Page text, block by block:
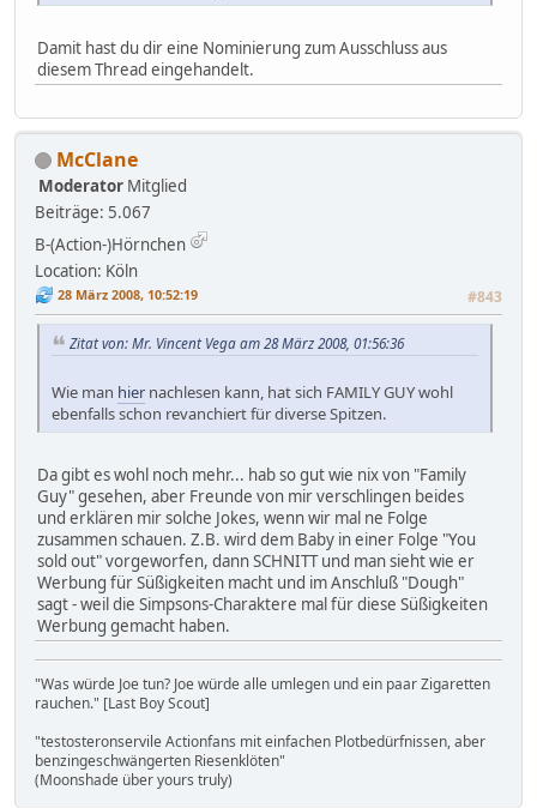
Damit hast du dir eine Nominierung zum Ausschluss aus
diesem Thread eingehandelt.
McClane
Moderator Mitglied
Beiträge: 5.067
B-(Action-)Hörnchen
Location: Köln
28 März 2008, 10:52:19 #843
Zitat von: Mr. Vincent Vega am 28 März 2008, 01:56:36
Wie man hier nachlesen kann, hat sich FAMILY GUY wohl
ebenfalls schon revanchiert für diverse Spitzen.
Da gibt es wohl noch mehr... hab so gut wie nix von "Family
Guy" gesehen, aber Freunde von mir verschlingen beides
und erklären mir solche Jokes, wenn wir mal ne Folge
zusammen schauen. Z.B. wird dem Baby in einer Folge "You
sold out" vorgeworfen, dann SCHNITT und man sieht wie er
Werbung für Süßigkeiten macht und im Anschluß "Dough"
sagt - weil die Simpsons-Charaktere mal für diese Süßigkeiten
Werbung gemacht haben.
"Was würde Joe tun? Joe würde alle umlegen und ein paar Zigaretten
rauchen." [Last Boy Scout]
"testosteronservile Actionfans mit einfachen Plotbedürfnissen, aber
benzingeschwängerten Riesenklöten"
(Moonshade über yours truly)